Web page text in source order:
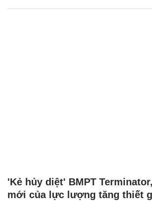
'Kẻ hủy diệt' BMPT
mới của lực lượng tăng thiết